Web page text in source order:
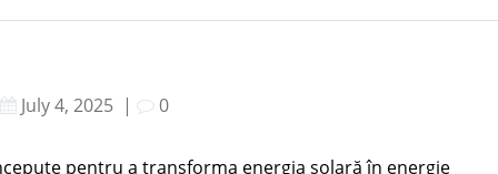
July 4, 2025 | 0
pentru a transforma energia solară în energie